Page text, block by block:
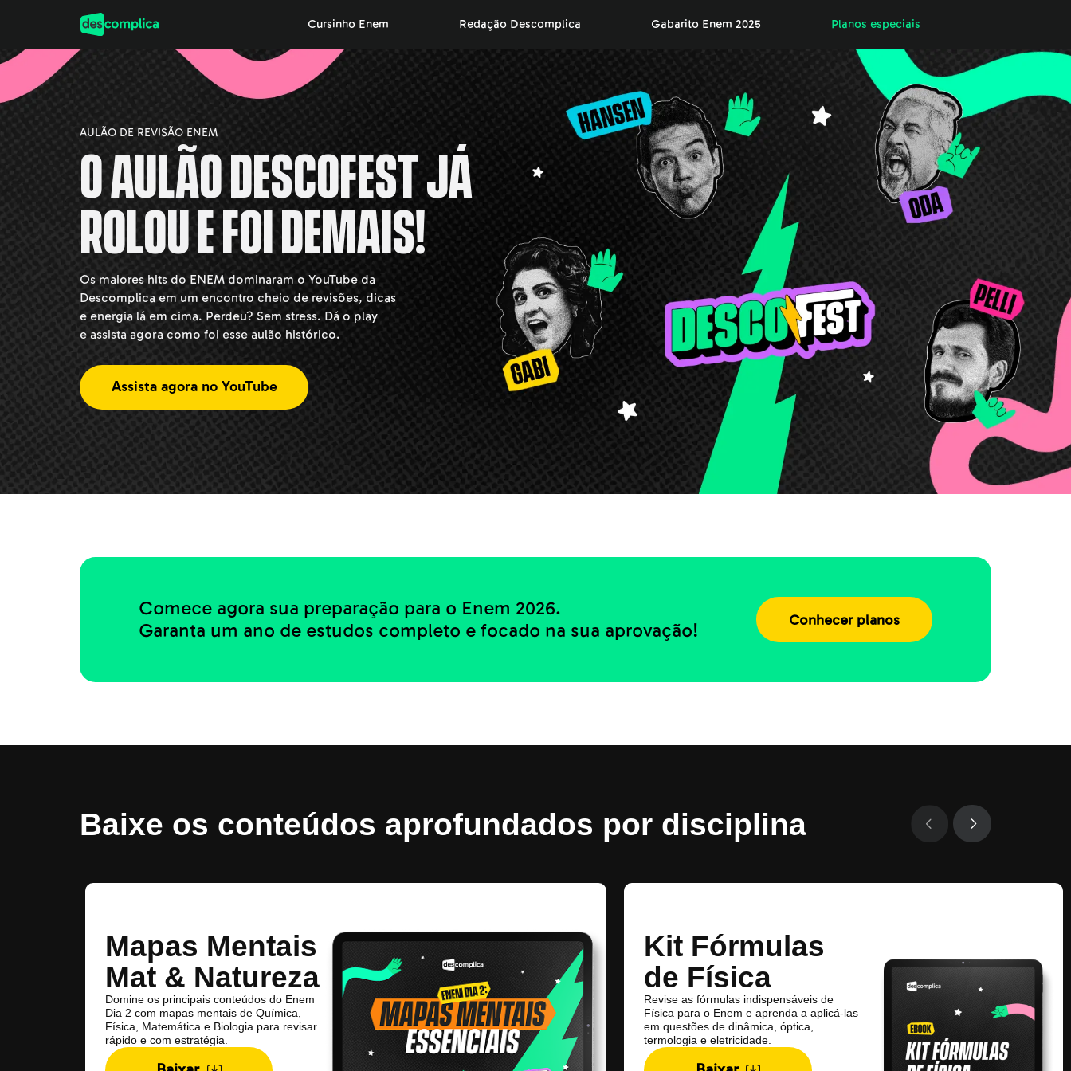
Cursinho Enem Redação Descomplica Gabarito Enem 2025 Planos especiais
AULÃO DE REVISÃO ENEM
O aulão DescoFest já
rolou e foi demais!
Os maiores hits do ENEM dominaram o YouTube da
Descomplica em um encontro cheio de revisões, dicas
e energia lá em cima. Perdeu? Sem stress. Dá o play
e assista agora como foi esse aulão histórico.
Assista agora no YouTube
Comece agora sua preparação para o Enem 2026.
Garanta um ano de estudos completo e focado na sua aprovação!
Conhecer planos
Baixe os conteúdos aprofundados por disciplina
Mapas Mentais
Mat & Natureza
Domine os principais conteúdos do Enem
Dia 2 com mapas mentais de Química,
Física, Matemática e Biologia para revisar
rápido e com estratégia.
Kit Fórmulas
de Física
Revise as fórmulas indispensáveis de
Física para o Enem e aprenda a aplicá-las
em questões de dinâmica, óptica,
termologia e eletricidade.